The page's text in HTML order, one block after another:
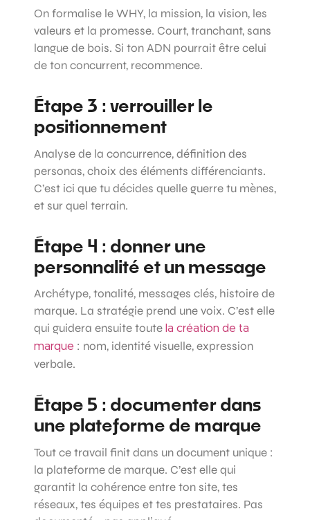
On formalise le WHY, la mission, la vision, les
valeurs et la promesse. Court, tranchant, sans
langue de bois. Si ton ADN pourrait être celui
de ton concurrent, recommence.
Étape 3 : verrouiller le
positionnement
Analyse de la concurrence, définition des
personas, choix des éléments différenciants.
C’est ici que tu décides quelle guerre tu mènes,
et sur quel terrain.
Étape 4 : donner une
personnalité et un message
Archétype, tonalité, messages clés, histoire de
marque. La stratégie prend une voix. C’est elle
qui guidera ensuite toute la création de ta
marque : nom, identité visuelle, expression
verbale.
Étape 5 : documenter dans
une plateforme de marque
Tout ce travail finit dans un document unique :
la plateforme de marque. C’est elle qui
garantit la cohérence entre ton site, tes
réseaux, tes équipes et tes prestataires. Pas